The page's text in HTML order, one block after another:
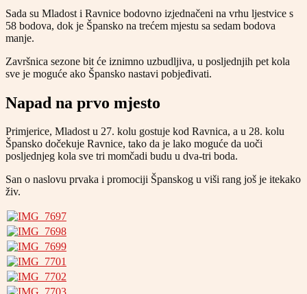
Sada su Mladost i Ravnice bodovno izjednačeni na vrhu ljestvice s
58 bodova, dok je Špansko na trećem mjestu sa sedam bodova
manje.
Završnica sezone bit će iznimno uzbudljiva, u posljednjih pet kola
sve je moguće ako Špansko nastavi pobjeđivati.
Napad na prvo mjesto
Primjerice, Mladost u 27. kolu gostuje kod Ravnica, a u 28. kolu
Špansko dočekuje Ravnice, tako da je lako moguće da uoči
posljednjeg kola sve tri momčadi budu u dva-tri boda.
San o naslovu prvaka i promociji Španskog u viši rang još je itekako
živ.